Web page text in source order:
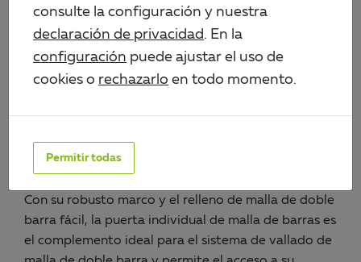
consulte la configuración y nuestra
declaración de privacidad. En la
configuración puede ajustar el uso de
cookies o rechazarlo en todo momento.
Permitir todas
PÓRTICO INDIVIDUAL FLEXO,
FÁCIL
Con su robusto marco y el relleno de malla de doble
barra fácil, la puerta individual de malla de barras es
el complemento ideal para el sistema de vallado de